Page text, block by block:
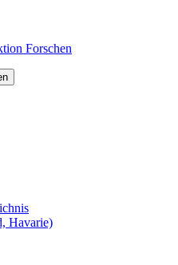
Forschen
Havarie)